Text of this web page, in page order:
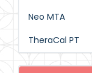
Neo MTA
TheraCal PT